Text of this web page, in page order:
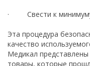
· Свести к минимуму
Эта процедура
качество
Медикал
товары, которые